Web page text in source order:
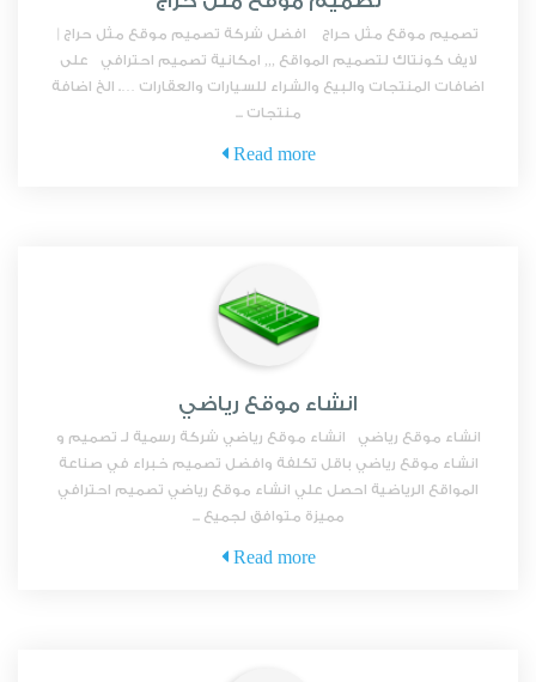
تصميم موقع مثل حراج افضل شركة تصميم موقع مثل حراج |
لايف كونتاك لتصميم المواقع ,,, امكانية تصميم احترافي على
اضافات المنتجات والبيع والشراء للسيارات والعقارات …. الخ اضافة
منتجات ...
Read more
انشاء موقع رياضي
انشاء موقع رياضي انشاء موقع رياضي شركة رسمية لـ تصميم و
انشاء موقع رياضي باقل تكلفة وافضل تصميم خبراء في صناعة
المواقع الرياضية احصل علي انشاء موقع رياضي تصميم احترافي
مميزة متوافق لجميع ...
Read more